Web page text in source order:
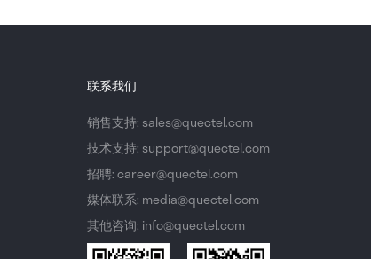
联系我们
销售支持: sales@quectel.com
技术支持: support@quectel.com
招聘: career@quectel.com
媒体联系: media@quectel.com
其他咨询: info@quectel.com